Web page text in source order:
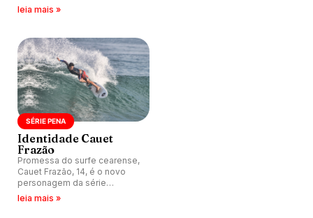
leia mais »
SÉRIE PENA
Identidade Cauet
Frazão
Promessa do surfe cearense,
Cauet Frazão, 14, é o novo
personagem da série
Identidade, produzida pela
leia mais »